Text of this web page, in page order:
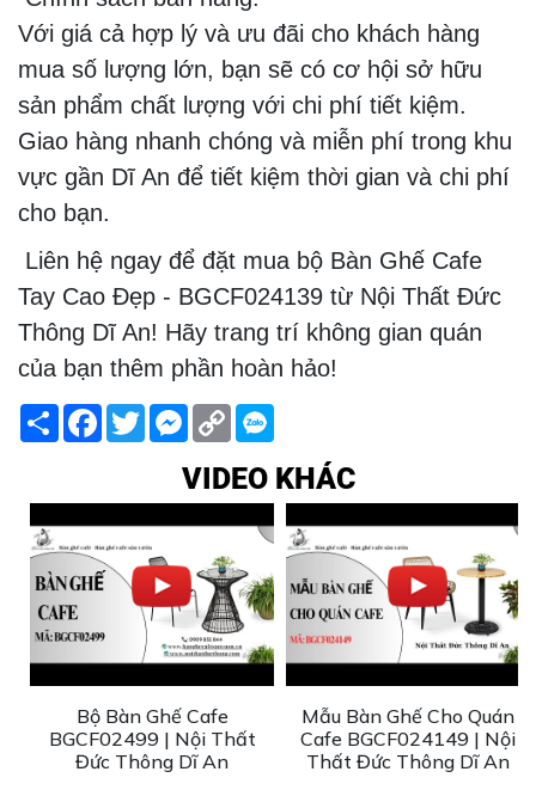
Với giá cả hợp lý và ưu đãi cho khách hàng
mua số lượng lớn, bạn sẽ có cơ hội sở hữu
sản phẩm chất lượng với chi phí tiết kiệm.
Giao hàng nhanh chóng và miễn phí trong khu
vực gần Dĩ An để tiết kiệm thời gian và chi phí
cho bạn.
Liên hệ ngay để đặt mua bộ Bàn Ghế Cafe
Tay Cao Đẹp - BGCF024139 từ Nội Thất Đức
Thông Dĩ An! Hãy trang trí không gian quán
của bạn thêm phần hoàn hảo!
Share Facebook
TwitterMessenger
Copy
Link
VIDEO KHÁC
Bộ Bàn Ghế Cafe
BGCF02499 | Nội Thất
Đức Thông Dĩ An
Mẫu Bàn Ghế Cho Quán
Cafe BGCF024149 | Nội
Thất Đức Thông Dĩ An